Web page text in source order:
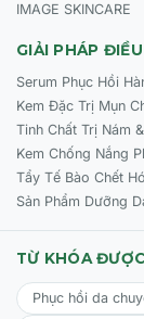
IMAGE SKINCARE
GIẢI PHÁP
Serum Phục Hồi
Kem Đặc Trị Mụn
Tinh Chất Trị Nám
Kem Chống Nắng
Tẩy Tế Bào Chết
Sản Phẩm Dưỡng
TỪ KHÓA
Phục hồi da